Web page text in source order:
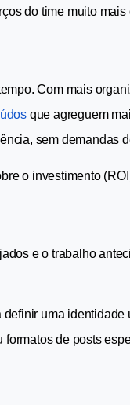
do time muito
Com mais
que agreguem
sem demandas
o investimento
e o trabalho
uma
de posts